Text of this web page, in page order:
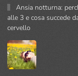
Ansia notturna:
alle 3 e cosa succede
cervello